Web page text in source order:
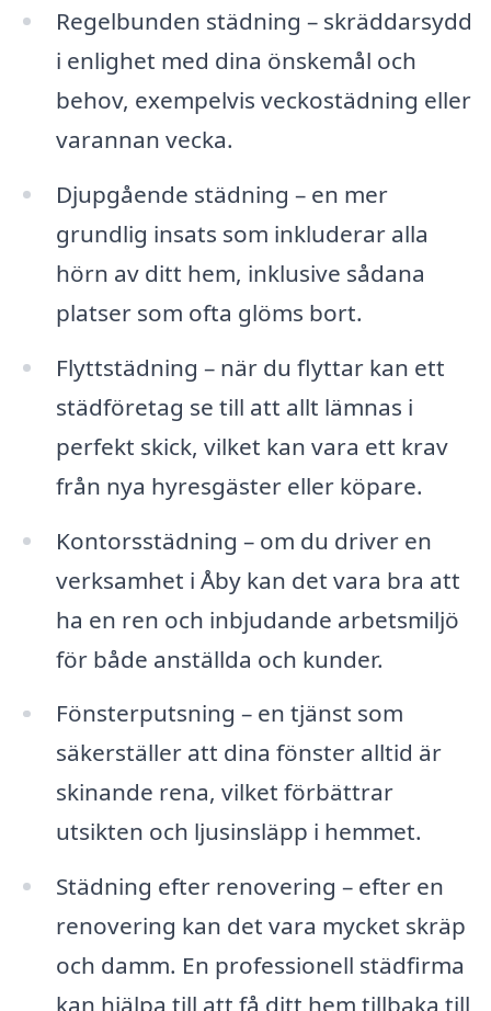
Regelbunden städning – skräddarsydd
i enlighet med dina önskemål och
behov, exempelvis veckostädning eller
varannan vecka.
Djupgående städning – en mer
grundlig insats som inkluderar alla
hörn av ditt hem, inklusive sådana
platser som ofta glöms bort.
Flyttstädning – när du flyttar kan ett
städföretag se till att allt lämnas i
perfekt skick, vilket kan vara ett krav
från nya hyresgäster eller köpare.
Kontorsstädning – om du driver en
verksamhet i Åby kan det vara bra att
ha en ren och inbjudande arbetsmiljö
för både anställda och kunder.
Fönsterputsning – en tjänst som
säkerställer att dina fönster alltid är
skinande rena, vilket förbättrar
utsikten och ljusinsläpp i hemmet.
Städning efter renovering – efter en
renovering kan det vara mycket skräp
och damm. En professionell städfirma
kan hjälpa till att få ditt hem tillbaka till